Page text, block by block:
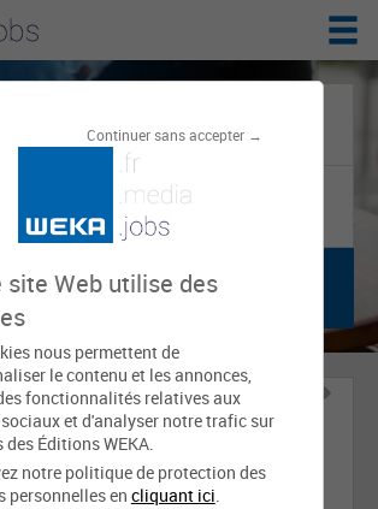
Continuer sans accepter →
site Web utilise des
nous permettent de
le contenu et les annonces,
fonctionnalités relatives aux
et d'analyser notre trafic sur
des Éditions WEKA.
notre politique de protection des
personnelles en cliquant ici.